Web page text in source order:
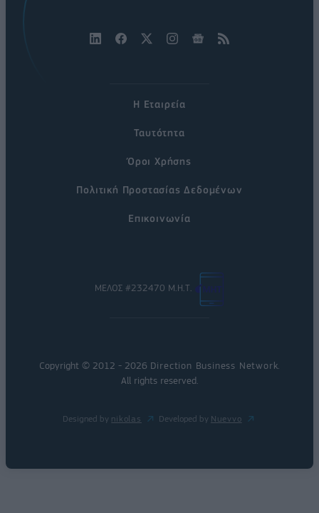
Η Εταιρεία
Ταυτότητα
Όροι Χρήσης
Πολιτική Προστασίας Δεδομένων
Επικοινωνία
ΜΕΛΟΣ #232470 Μ.Η.Τ.
Copyright © 2012 - 2026 Direction Business Network
All rights reserved.
Designed by nikolas Developed by Nuevvo